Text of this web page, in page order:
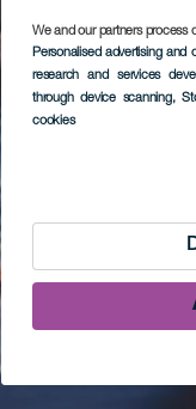
We and our partners process
Personalised advertising
research and services
through device scanning,
cookies